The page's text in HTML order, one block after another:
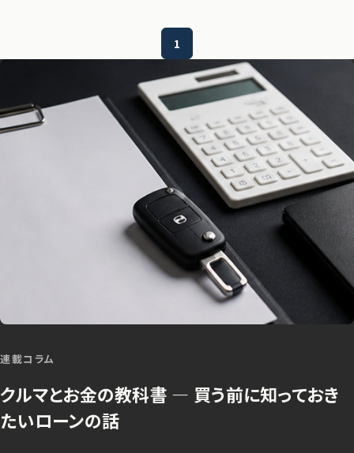
1
連載コラム
クルマとお金の教科書 ― 買う前に知っておき
たいローンの話